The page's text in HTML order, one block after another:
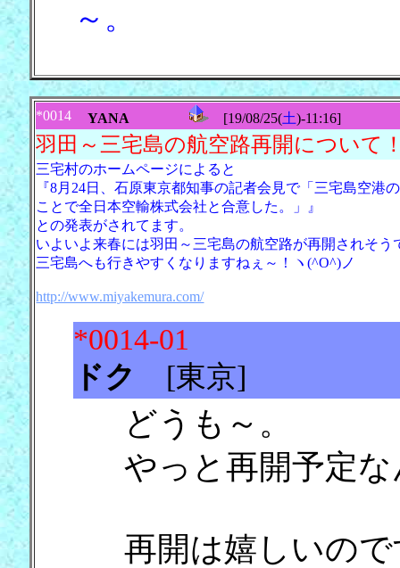
～。
*0014 YANA [19/08/25(土)-11:16]
羽田～三宅島の航空路再開について
三宅村のホームページによると
『8月24日、石原東京都知事の記者会見で「三宅島空
ことで全日本空輸株式会社と合意した。」』
との発表がされてます。
いよいよ来春には羽田～三宅島の航空路が再開されそう
三宅島へも行きやすくなりますねぇ～！ヽ(^O^)ノ
http://www.miyakemura.com/
*0014-01
ドク
[東京] [19/
どうも～。
やっと再開予定
再開は嬉しいの